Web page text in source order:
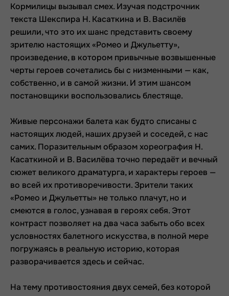
Кормилицы вызывал смех. Изучая подстрочник
текста Шекспира Н. Касаткина и В. Василёв
решили, что это их шанс представить своему
зрителю настоящих «Ромео и Джульетту»,
произведение, в котором привычные возвышенные
черты героев сочетались бы с низменными — как,
собственно, и в самой жизни. И этим шансом
постановщики воспользовались блестяще.
Живые персонажи балета как будто списаны с
настоящих людей, наших друзей и соседей, с нас
самих. Поразительным образом хореография Н.
Касаткиной и В. Василёва точно передаёт и вечный
сюжет великого драматурга, и характеры героев —
во всей их противоречивости. Зрители таких
«Ромео и Джульетты» не только плачут, но и
смеются в голос, узнавая в героях себя. Этот
контраст позволяет на два часа забыть обо всех
условностях балетного искусства, в полной мере
погружаясь в реальную историю, которая
разворачивается здесь и сейчас.
На тему противостояния двух семей, без которой